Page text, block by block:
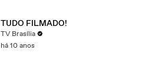
TUDO FILMADO!
TV Brasília
há 10 anos